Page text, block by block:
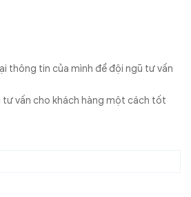
thông tin của mình để đội ngũ tư vấn
tư vấn cho khách hàng một cách tốt